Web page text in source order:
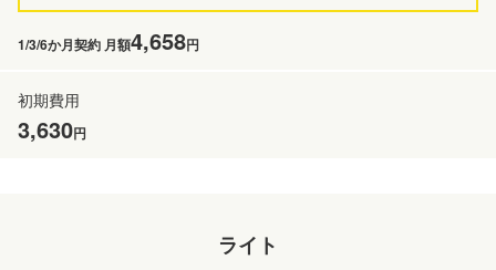
1/3/6か月契約 月額4,658円
3,630円
ライト